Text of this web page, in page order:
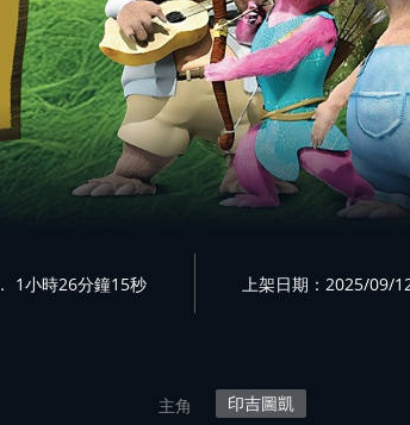
． 1小時26分鐘15秒 上架日期：2025/09/
主角
印吉圖凱